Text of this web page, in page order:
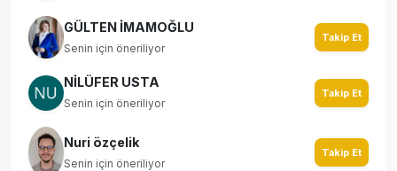
GÜLTEN İMAMOĞLU
Senin için öneriliyor
Takip Et
NİLÜFER USTA
Senin için öneriliyor
Takip Et
Nuri özçelik
Senin için öneriliyor
Takip Et